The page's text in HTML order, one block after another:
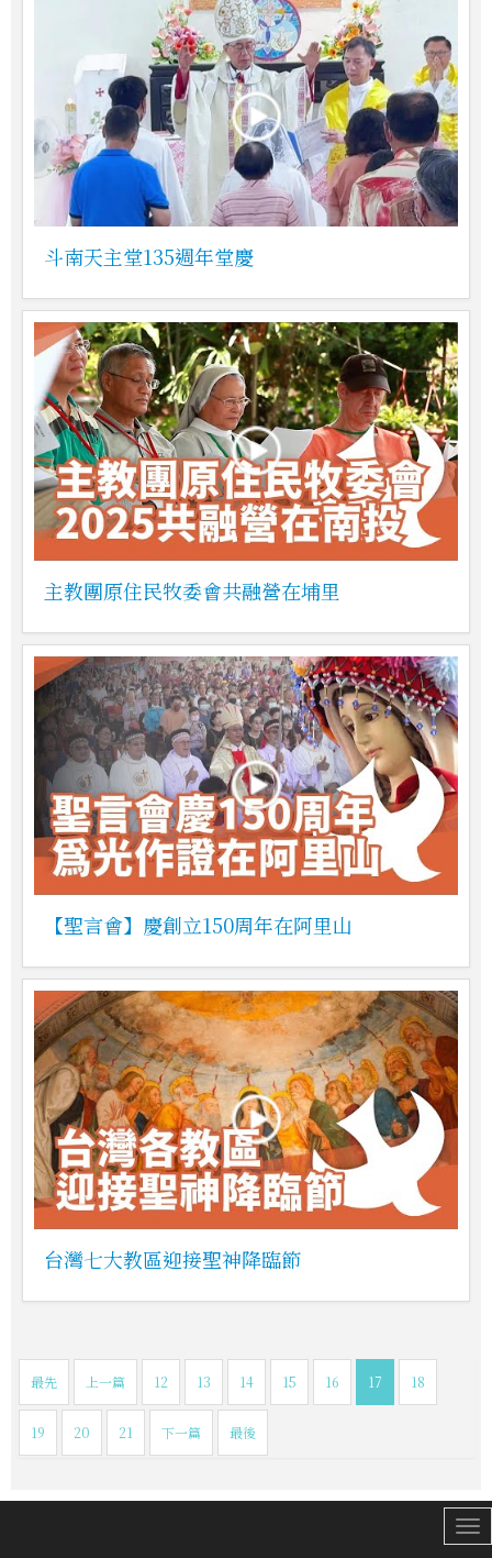
斗南天主堂135週年堂慶
主教團原住民牧委會共融營在埔里
【聖言會】慶創立150周年在阿里山
台灣七大教區迎接聖神降臨節
最先 上一篇 12 13 14 15 16 17 18
19 20 21 下一篇 最後